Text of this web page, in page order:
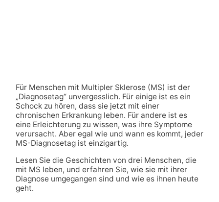
Für Menschen mit Multipler Sklerose (MS) ist der
„Diagnosetag“ unvergesslich. Für einige ist es ein
Schock zu hören, dass sie jetzt mit einer
chronischen Erkrankung leben. Für andere ist es
eine Erleichterung zu wissen, was ihre Symptome
verursacht. Aber egal wie und wann es kommt, jeder
MS-Diagnosetag ist einzigartig.
Lesen Sie die Geschichten von drei Menschen, die
mit MS leben, und erfahren Sie, wie sie mit ihrer
Diagnose umgegangen sind und wie es ihnen heute
geht.